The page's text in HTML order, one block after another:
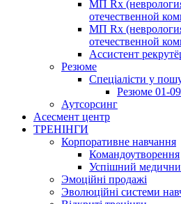
МП Rx
отечественной
МП Rx
отечественной
Ассистент
Резюме
Cпеціалісти у
Резюме 01-
Аутсорсинг
Асесмент центр
ТРЕНІНГИ
Корпоративне навчання
Командоутворення
Успішний
Эмоційні продажі
Эволюційні системи